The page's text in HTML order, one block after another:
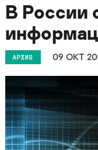
В России
АРХИВ 09 ОКТ